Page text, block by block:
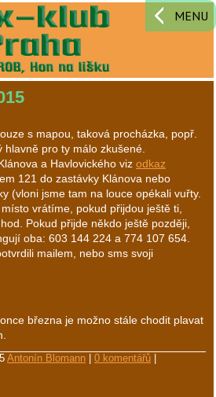
MENU
s mapou, taková procházka, popř.
hlavně pro ty málo zkušené.
a Havlovického viz odkaz
121 do zastávky Klánova nebo
(vloni jsme tam na louce opékali vuřty.
vrátíme, pokud přijdou ještě ti,
Pokud přijde někdo ještě později,
oba: 603 144 224 a 774 107 654.
mailem, nebo sms svoji
března je možno stále chodit plavat
Antonín Blomann 0 komentářů